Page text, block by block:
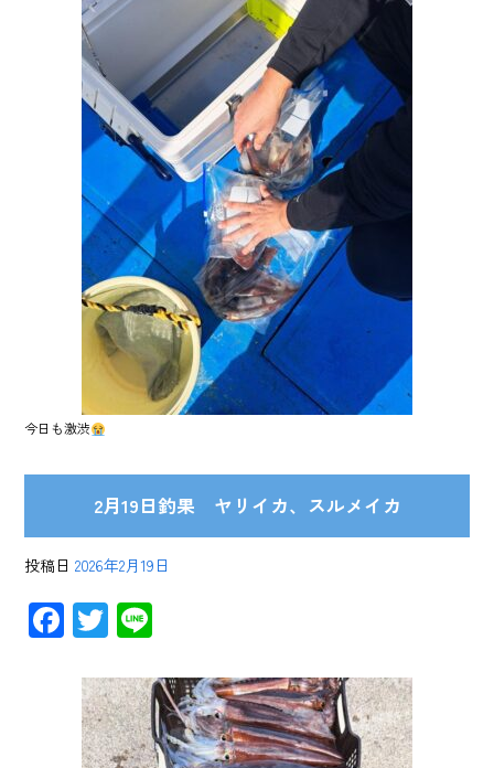
今日も激渋
2月19日釣果 ヤリイカ、スルメイカ
投稿日 2026年2月19日
F
ac
e
b
T
wi
tt
er